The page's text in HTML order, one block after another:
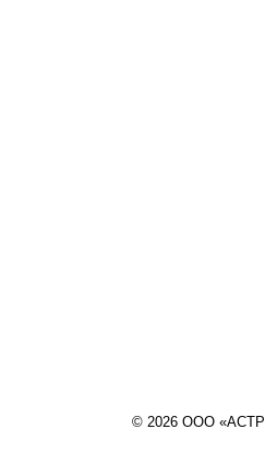
© 2026 ООО